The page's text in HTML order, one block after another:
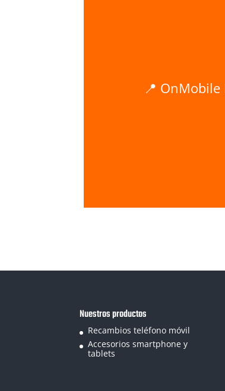
📍
Nuestros productos
Recambios teléfono móvil
Accesorios smartphone y
tablets